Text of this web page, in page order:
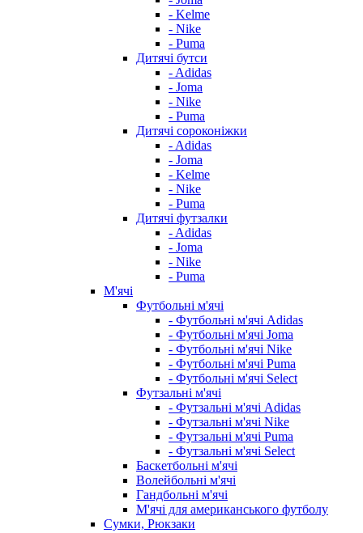
- Kelme
- Nike
- Puma
Дитячі бутси
- Adidas
- Joma
- Nike
- Puma
Дитячі сороконіжки
- Adidas
- Joma
- Kelme
- Nike
- Puma
Дитячі футзалки
- Adidas
- Joma
- Nike
- Puma
М'ячі
Футбольні м'ячі
- Футбольні м'ячі Adidas
- Футбольні м'ячі Joma
- Футбольні м'ячі Nike
- Футбольні м'ячі Puma
- Футбольні м'ячі Select
Футзальні м'ячі
- Футзальні м'ячі Adidas
- Футзальні м'ячі Nike
- Футзальні м'ячі Puma
- Футзальні м'ячі Select
Баскетбольні м'ячі
Волейбольні м'ячі
Гандбольні м'ячі
М'ячі для американського футболу
Сумки, Рюкзаки